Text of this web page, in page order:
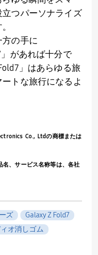
立つパーソナライズ
の手に
」があれば十分で
」はあらゆる旅
トな旅行になるよ
Co., Ltdの商標または
名、サービス名称等は、各社
ズ
Galaxy Z Fold7
オ消しゴム